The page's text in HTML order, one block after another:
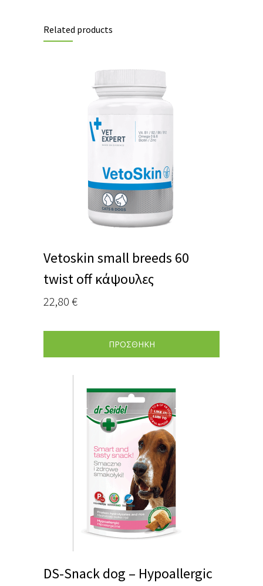
Related products
Vetoskin small breeds 60
twist off κάψουλες
22,80 €
ΠΡΟΣΘΗΚΗ
DS-Snack dog – Hypoallergic